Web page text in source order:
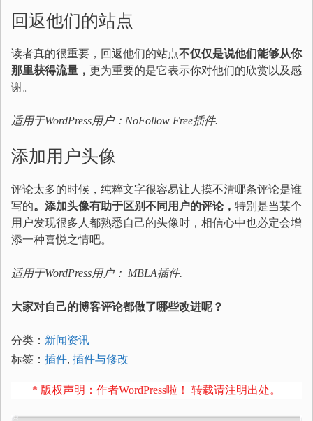
回返他们的站点
读者真的很重要，回返他们的站点不仅仅是说他们能够从你
那里获得流量， 更为重要的是它表示你对他们的欣赏以及感
谢。
适用于WordPress用户： NoFollow Free插件.
添加用户头像
评论太多的时候，纯粹文字很容易让人摸不清哪条评论是谁
写的。添加头像有助于区别不同用户的评论， 特别是当某个
用户发现很多人都熟悉自己的头像时，相信心中也必定会增
添一种喜悦之情吧。
适用于WordPress用户： MBLA插件.
大家对自己的博客评论都做了哪些改进呢？
分类： 新闻资讯
标签： 插件, 插件与修改
* 版权声明：作者WordPress啦！ 转载请注明出处。